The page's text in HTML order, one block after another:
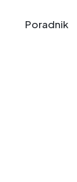
Poradnik